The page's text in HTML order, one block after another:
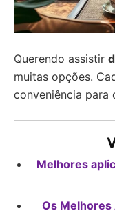
Querendo assistir
muitas opções.
conveniência para
Melhores
Os Melhores